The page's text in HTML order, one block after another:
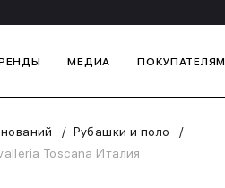
МЕДИА ПОКУПАТЕЛЯМ
Рубашки и поло
Toscana Италия